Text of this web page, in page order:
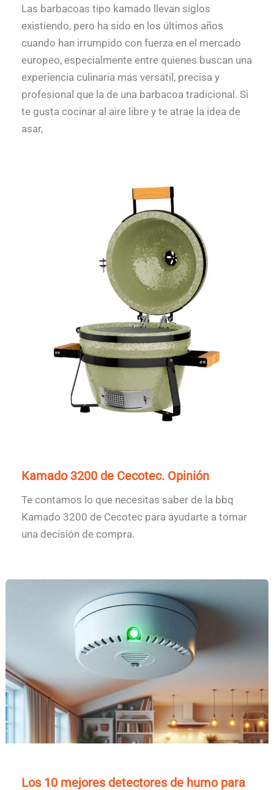
Las barbacoas tipo kamado llevan siglos
existiendo, pero ha sido en los últimos años
cuando han irrumpido con fuerza en el mercado
europeo, especialmente entre quienes buscan una
experiencia culinaria más versátil, precisa y
profesional que la de una barbacoa tradicional. Si
te gusta cocinar al aire libre y te atrae la idea de
asar,
Kamado 3200 de Cecotec. Opinión
Te contamos lo que necesitas saber de la bbq
Kamado 3200 de Cecotec para ayudarte a tomar
una decisión de compra.
Los 10 mejores detectores de humo para